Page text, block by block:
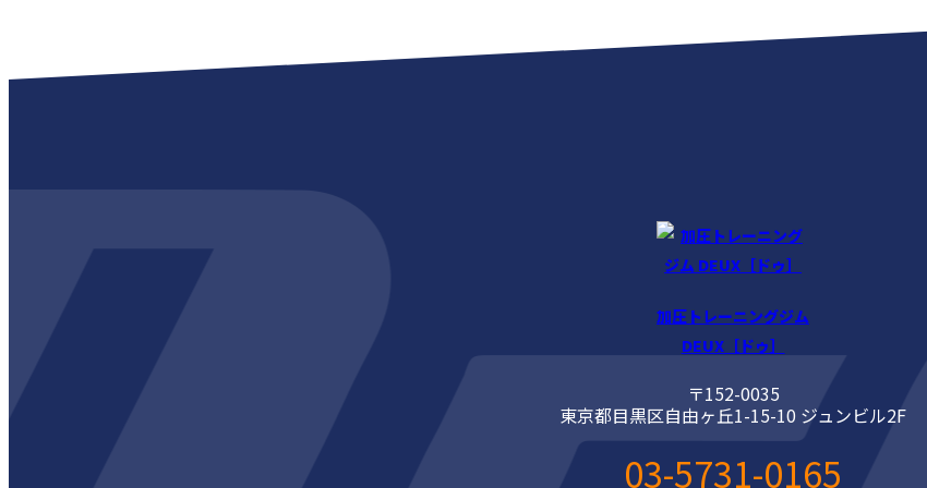
加圧トレーニングジム
DEUX［ドゥ］
〒152-0035
東京都目黒区自由ヶ丘1-15-10 ジュンビル2F
03-5731-0165